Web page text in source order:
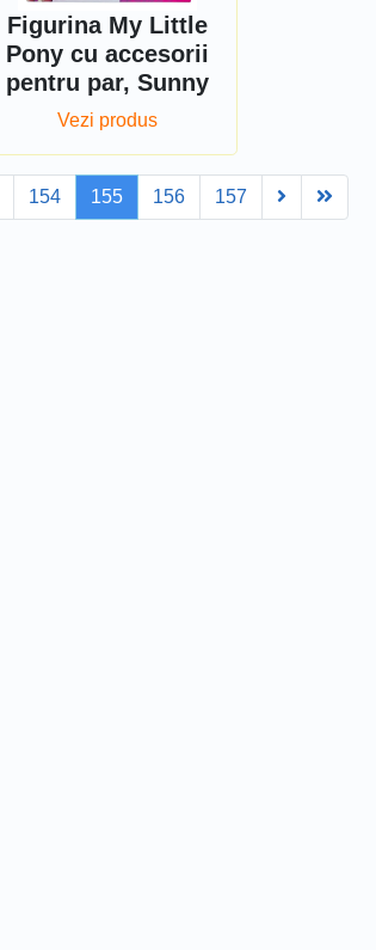
Figurina My Little
Pony cu accesorii
pentru par, Sunny
Vezi produs
154 155 156 157 Next